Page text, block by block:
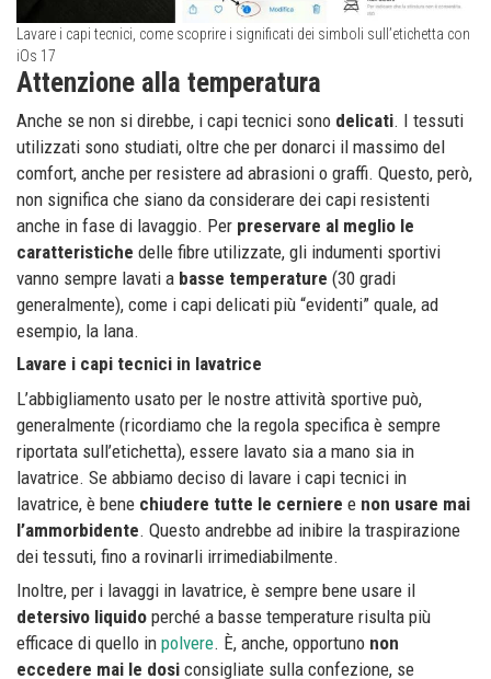
Lavare i capi tecnici, come scoprire i significati dei simboli sull’etichetta con
iOs 17
Attenzione alla temperatura
Anche se non si direbbe, i capi tecnici sono delicati. I tessuti
utilizzati sono studiati, oltre che per donarci il massimo del
comfort, anche per resistere ad abrasioni o graffi. Questo, però,
non significa che siano da considerare dei capi resistenti
anche in fase di lavaggio. Per preservare al meglio le
caratteristiche delle fibre utilizzate, gli indumenti sportivi
vanno sempre lavati a basse temperature (30 gradi
generalmente), come i capi delicati più “evidenti” quale, ad
esempio, la lana.
Lavare i capi tecnici in lavatrice
L’abbigliamento usato per le nostre attività sportive può,
generalmente (ricordiamo che la regola specifica è sempre
riportata sull’etichetta), essere lavato sia a mano sia in
lavatrice. Se abbiamo deciso di lavare i capi tecnici in
lavatrice, è bene chiudere tutte le cerniere e non usare mai
l’ammorbidente. Questo andrebbe ad inibire la traspirazione
dei tessuti, fino a rovinarli irrimediabilmente.
Inoltre, per i lavaggi in lavatrice, è sempre bene usare il
detersivo liquido perché a basse temperature risulta più
efficace di quello in polvere. È, anche, opportuno non
eccedere mai le dosi consigliate sulla confezione, se